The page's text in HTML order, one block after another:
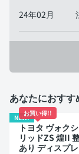
24年02月
あなたにおす
NEW!
お買い得!!
トヨタ ヴォク
リッドZS 煌II
あり ディスプ